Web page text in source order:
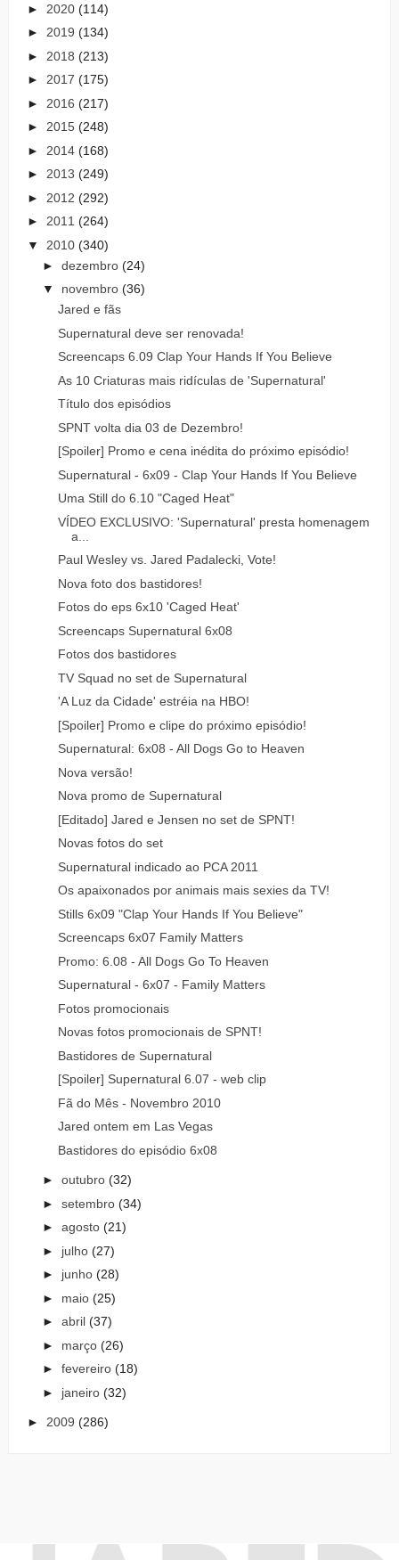
► 2020 (114)
► 2019 (134)
► 2018 (213)
► 2017 (175)
► 2016 (217)
► 2015 (248)
► 2014 (168)
► 2013 (249)
► 2012 (292)
► 2011 (264)
▼ 2010 (340)
► dezembro (24)
▼ novembro (36)
Jared e fãs
Supernatural deve ser renovada!
Screencaps 6.09 Clap Your Hands If You Believe
As 10 Criaturas mais ridículas de 'Supernatural'
Título dos episódios
SPNT volta dia 03 de Dezembro!
[Spoiler] Promo e cena inédita do próximo episódio!
Supernatural - 6x09 - Clap Your Hands If You Believe
Uma Still do 6.10 "Caged Heat"
VÍDEO EXCLUSIVO: 'Supernatural' presta homenagem
a...
Paul Wesley vs. Jared Padalecki, Vote!
Nova foto dos bastidores!
Fotos do eps 6x10 'Caged Heat'
Screencaps Supernatural 6x08
Fotos dos bastidores
TV Squad no set de Supernatural
'A Luz da Cidade' estréia na HBO!
[Spoiler] Promo e clipe do próximo episódio!
Supernatural: 6x08 - All Dogs Go to Heaven
Nova versão!
Nova promo de Supernatural
[Editado] Jared e Jensen no set de SPNT!
Novas fotos do set
Supernatural indicado ao PCA 2011
Os apaixonados por animais mais sexies da TV!
Stills 6x09 "Clap Your Hands If You Believe"
Screencaps 6x07 Family Matters
Promo: 6.08 - All Dogs Go To Heaven
Supernatural - 6x07 - Family Matters
Fotos promocionais
Novas fotos promocionais de SPNT!
Bastidores de Supernatural
[Spoiler] Supernatural 6.07 - web clip
Fã do Mês - Novembro 2010
Jared ontem em Las Vegas
Bastidores do episódio 6x08
► outubro (32)
► setembro (34)
► agosto (21)
► julho (27)
► junho (28)
► maio (25)
► abril (37)
► março (26)
► fevereiro (18)
► janeiro (32)
► 2009 (286)